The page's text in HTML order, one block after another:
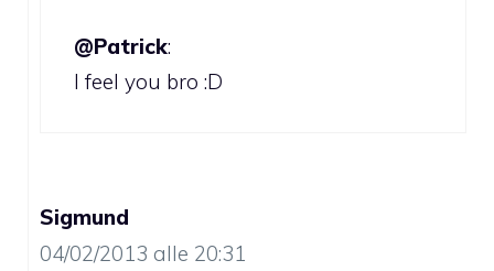
@Patrick:
I feel you bro :D
Sigmund
04/02/2013 alle 20:31